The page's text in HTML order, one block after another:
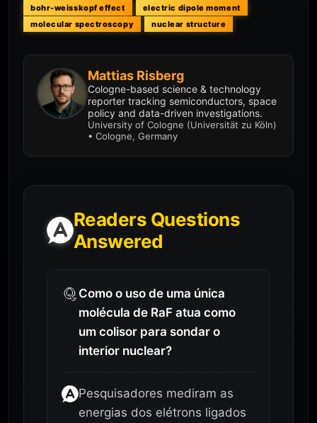
bohr-weisskopf effect
electric dipole moment
molecular spectroscopy
nuclear structure
Mattias Risberg
Cologne-based science & technology
reporter tracking semiconductors, space
policy and data-driven investigations.
University of Cologne (Universität zu Köln)
• Cologne, Germany
Readers Questions
Answered
Como o uso de uma única
molécula de RaF atua como
um colisor para sondar o
interior nuclear?
Pesquisadores mediram as
energias dos elétrons ligados